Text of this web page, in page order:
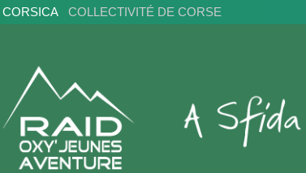
CORSICA COLLECTIVITÉ DE CORSE